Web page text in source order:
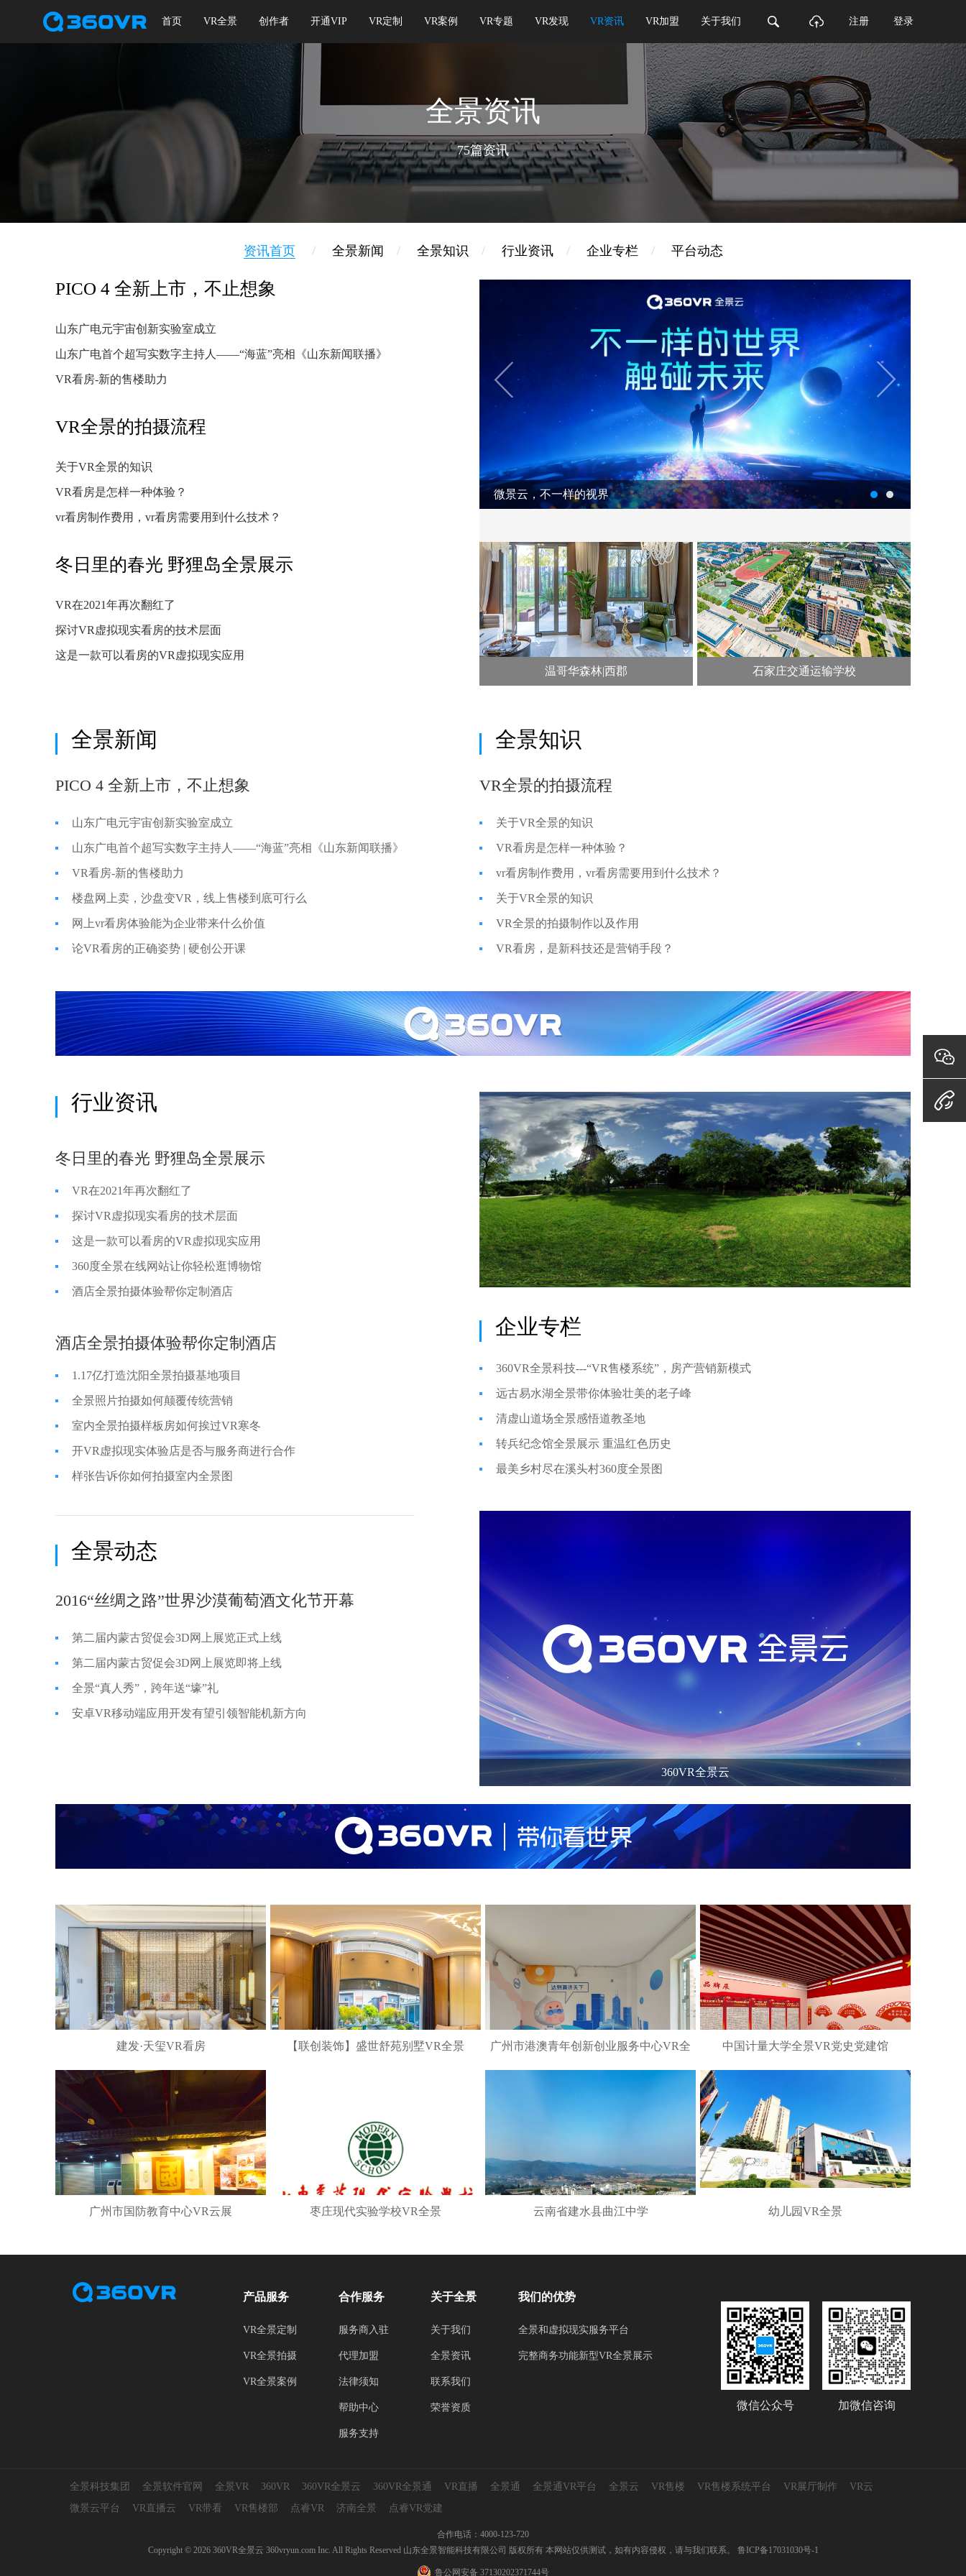
首页 VR全景 创作者 开通VIP VR定制 VR案例 VR专题 VR发现 VR资讯 VR加盟 关于我们 注册 登录
全景资讯
75篇资讯
资讯首页 / 全景新闻 / 全景知识 / 行业资讯 / 企业专栏 / 平台动态
PICO 4 全新上市，不止想象
山东广电元宇宙创新实验室成立
山东广电首个超写实数字主持人——“海蓝”亮相《山东新闻联播》
VR看房-新的售楼助力
VR全景的拍摄流程
关于VR全景的知识
VR看房是怎样一种体验？
vr看房制作费用，vr看房需要用到什么技术？
冬日里的春光 野狸岛全景展示
VR在2021年再次翻红了
探讨VR虚拟现实看房的技术层面
这是一款可以看房的VR虚拟现实应用
全景新闻
PICO 4 全新上市，不止想象
山东广电元宇宙创新实验室成立
山东广电首个超写实数字主持人——“海蓝”亮相《山东新闻联播》
VR看房-新的售楼助力
楼盘网上卖，沙盘变VR，线上售楼到底可行么
网上vr看房体验能为企业带来什么价值
论VR看房的正确姿势 | 硬创公开课
依云小镇
温哥华森林|西郡 石家庄交通运输学校
全景知识
VR全景的拍摄流程
关于VR全景的知识
VR看房是怎样一种体验？
vr看房制作费用，vr看房需要用到什么技术？
关于VR全景的知识
VR全景的拍摄制作以及作用
VR看房，是新科技还是营销手段？
行业资讯
冬日里的春光 野狸岛全景展示
VR在2021年再次翻红了
探讨VR虚拟现实看房的技术层面
这是一款可以看房的VR虚拟现实应用
360度全景在线网站让你轻松逛博物馆
酒店全景拍摄体验帮你定制酒店
酒店全景拍摄体验帮你定制酒店
1.17亿打造沈阳全景拍摄基地项目
全景照片拍摄如何颠覆传统营销
室内全景拍摄样板房如何挨过VR寒冬
开VR虚拟现实体验店是否与服务商进行合作
样张告诉你如何拍摄室内全景图
全景动态
2016“丝绸之路”世界沙漠葡萄酒文化节开幕
第二届内蒙古贸促会3D网上展览正式上线
第二届内蒙古贸促会3D网上展览即将上线
全景“真人秀”，跨年送“壕”礼
安卓VR移动端应用开发有望引领智能机新方向
企业专栏
360VR全景科技---“VR售楼系统”，房产营销新模式
远古易水湖全景带你体验壮美的老子峰
清虚山道场全景感悟道教圣地
转兵纪念馆全景展示 重温红色历史
最美乡村尽在溪头村360度全景图
360VR全景云
建发·天玺VR看房 【联创装饰】盛世舒苑别墅VR全景 广州市港澳青年创新创业服务中心VR全 中国计量大学全景VR党史党建馆
广州市国防教育中心VR云展 枣庄现代实验学校VR全景 云南省建水县曲江中学 幼儿园VR全景
产品服务
VR全景定制
VR全景拍摄
VR全景案例
合作服务
服务商入驻
代理加盟
法律须知
帮助中心
服务支持
关于全景
关于我们
全景资讯
联系我们
荣誉资质
我们的优势
全景和虚拟现实服务平台
完整商务功能新型VR全景展示
微信公众号 加微信咨询
全景科技集团 全景软件官网 全景VR 360VR 360VR全景云 360VR全景通 VR直播 全景通 全景通VR平台 全景云 VR售楼 VR售楼系统平台 VR展厅制作
VR云
微景云平台
VR直播云 VR带看 VR售楼部 点睿VR 济南全景 点睿VR党建
合作电话：4000-123-720
Copyright © 2026 360VR全景云 360vryun.com Inc. All Rights Reserved 山东全景智能科技有限公司 版权所有 本网站仅供测试，如有内容侵权，请与我们联系。 鲁ICP备17031030号-1
鲁公网安备 37130202371744号